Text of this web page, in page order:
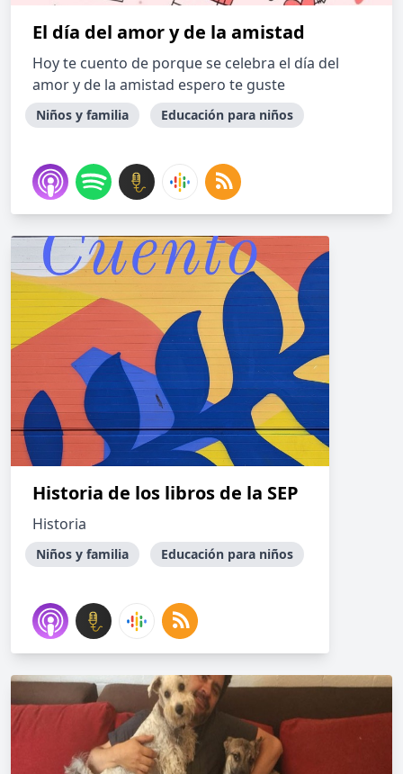
El día del amor y de la amistad
Hoy te cuento de porque se celebra el día del
amor y de la amistad espero te guste
Niños y familia Educación para niños
Historia de los libros de la SEP
Historia
Niños y familia Educación para niños